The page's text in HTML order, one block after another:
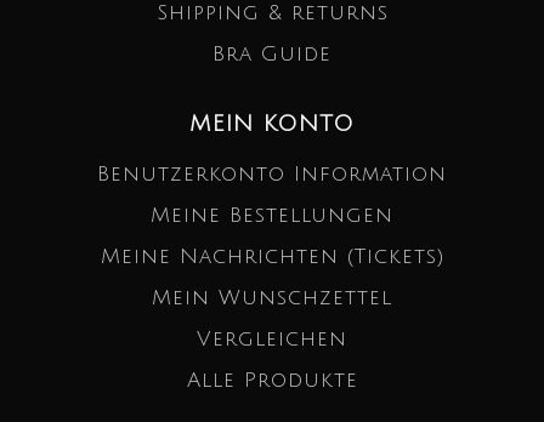
Shipping & returns
Bra Guide
MEIN KONTO
Benutzerkonto Information
Meine Bestellungen
Meine Nachrichten (Tickets)
Mein Wunschzettel
Vergleichen
Alle Produkte